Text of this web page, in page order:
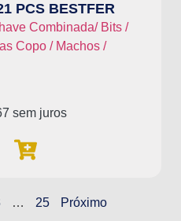
PCS BESTFER
Combinada/ Bits /
Copo / Machos /
sem juros
… 25 Próximo